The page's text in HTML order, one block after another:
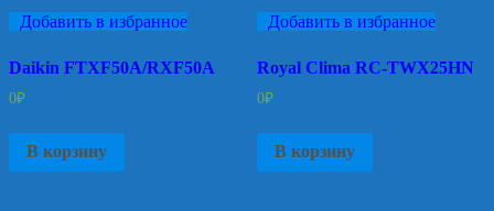
Добавить в избранное
Daikin FTXF50A/RXF50A
0₽
В корзину
Добавить в избранное
Royal Clima RC-TWX25HN
0₽
В корзину